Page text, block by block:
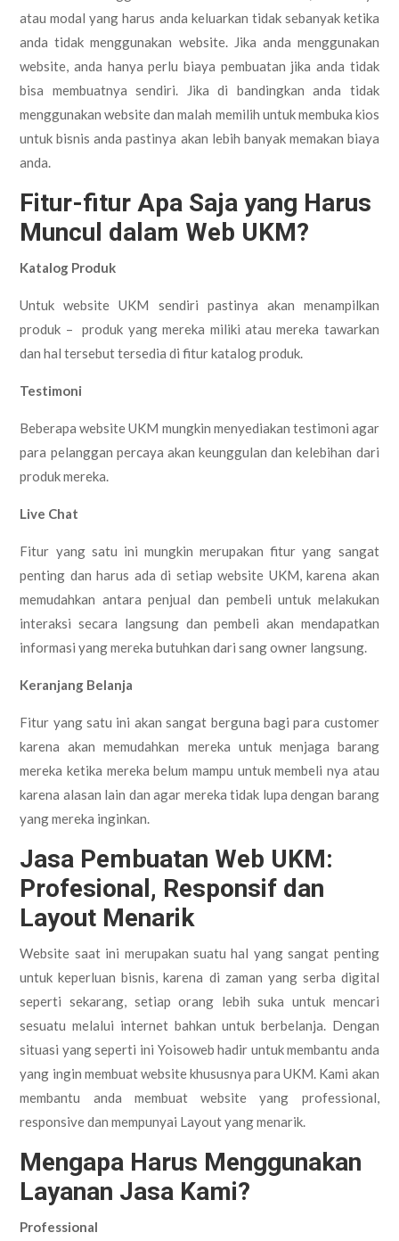
atau modal yang harus anda keluarkan tidak sebanyak ketika
anda tidak menggunakan website. Jika anda menggunakan
website, anda hanya perlu biaya pembuatan jika anda tidak
bisa membuatnya sendiri. Jika di bandingkan anda tidak
menggunakan website dan malah memilih untuk membuka kios
untuk bisnis anda pastinya akan lebih banyak memakan biaya
anda.
Fitur-fitur Apa Saja yang Harus
Muncul dalam Web UKM?
Katalog Produk
Untuk website UKM sendiri pastinya akan menampilkan
produk – produk yang mereka miliki atau mereka tawarkan
dan hal tersebut tersedia di fitur katalog produk.
Testimoni
Beberapa website UKM mungkin menyediakan testimoni agar
para pelanggan percaya akan keunggulan dan kelebihan dari
produk mereka.
Live Chat
Fitur yang satu ini mungkin merupakan fitur yang sangat
penting dan harus ada di setiap website UKM, karena akan
memudahkan antara penjual dan pembeli untuk melakukan
interaksi secara langsung dan pembeli akan mendapatkan
informasi yang mereka butuhkan dari sang owner langsung.
Keranjang Belanja
Fitur yang satu ini akan sangat berguna bagi para customer
karena akan memudahkan mereka untuk menjaga barang
mereka ketika mereka belum mampu untuk membeli nya atau
karena alasan lain dan agar mereka tidak lupa dengan barang
yang mereka inginkan.
Jasa Pembuatan Web UKM:
Profesional, Responsif dan
Layout Menarik
Website saat ini merupakan suatu hal yang sangat penting
untuk keperluan bisnis, karena di zaman yang serba digital
seperti sekarang, setiap orang lebih suka untuk mencari
sesuatu melalui internet bahkan untuk berbelanja. Dengan
situasi yang seperti ini Yoisoweb hadir untuk membantu anda
yang ingin membuat website khususnya para UKM. Kami akan
membantu anda membuat website yang professional,
responsive dan mempunyai Layout yang menarik.
Mengapa Harus Menggunakan
Layanan Jasa Kami?
Professional